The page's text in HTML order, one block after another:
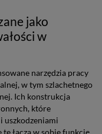
jako
w
narzędzia pracy
w tym szlachetnego
Ich konstrukcja
które
uszkodzeniami
łączą w sobie funkcję